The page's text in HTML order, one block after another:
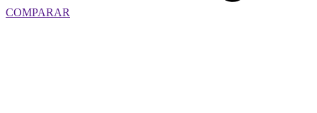
COMPARAR